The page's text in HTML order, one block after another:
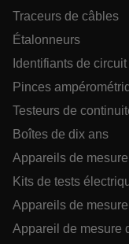
Traceurs de câbles
Étalonneurs
Identifiants de circuit
Pinces
Testeurs de
Boîtes de dix ans
Appareils de
Kits de tests
Appareils de
Appareil de mesure
x-ms-